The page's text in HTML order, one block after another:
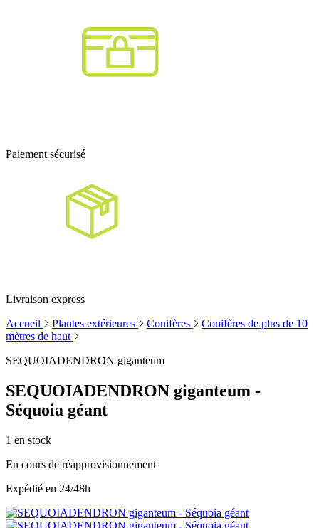
Paiement sécurisé
Livraison express
Accueil
Plantes extérieures Conifères
Conifères de plus de 10
mètres de haut
SEQUOIADENDRON giganteum
SEQUOIADENDRON giganteum -
Séquoia géant
1 en stock
En cours de réapprovisionnement
Expédié en 24/48h